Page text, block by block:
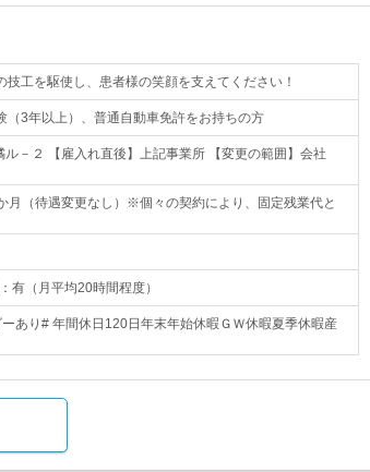
工を駆使し、患者様の笑顔を支えてください！
（3年以上）、普通自動車免許をお持ちの方
－２ 【雇入れ直後】上記事業所 【変更の範囲】会社
（待遇変更なし）※個々の契約により、固定残業代と
（月平均20時間程度）
あり# 年間休日120日年末年始休暇ＧＷ休暇夏季休暇産